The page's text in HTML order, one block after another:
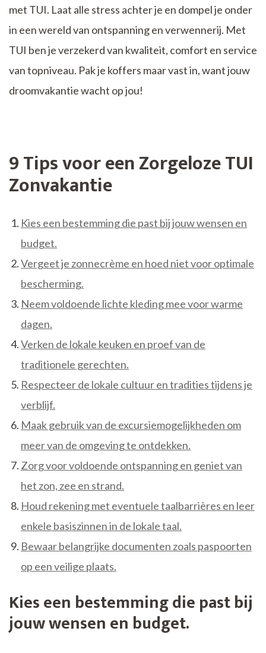
met TUI. Laat alle stress achter je en dompel je onder
in een wereld van ontspanning en verwennerij. Met
TUI ben je verzekerd van kwaliteit, comfort en service
van topniveau. Pak je koffers maar vast in, want jouw
droomvakantie wacht op jou!
9 Tips voor een Zorgeloze TUI
Zonvakantie
Kies een bestemming die past bij jouw wensen en
budget.
Vergeet je zonnecrème en hoed niet voor optimale
bescherming.
Neem voldoende lichte kleding mee voor warme
dagen.
Verken de lokale keuken en proef van de
traditionele gerechten.
Respecteer de lokale cultuur en tradities tijdens je
verblijf.
Maak gebruik van de excursiemogelijkheden om
meer van de omgeving te ontdekken.
Zorg voor voldoende ontspanning en geniet van
het zon, zee en strand.
Houd rekening met eventuele taalbarrières en leer
enkele basiszinnen in de lokale taal.
Bewaar belangrijke documenten zoals paspoorten
op een veilige plaats.
Kies een bestemming die past bij
jouw wensen en budget.